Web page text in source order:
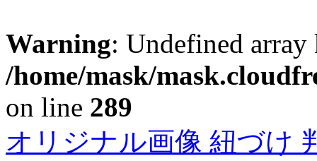
Warning: Undefined
/home/mask/
on line 289
オリジナル画像 紐づけ